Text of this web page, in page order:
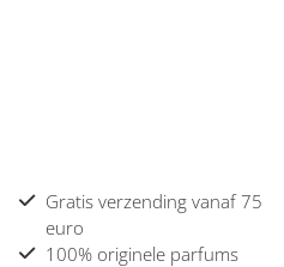
Gratis verzending vanaf 75
euro
100% originele parfums